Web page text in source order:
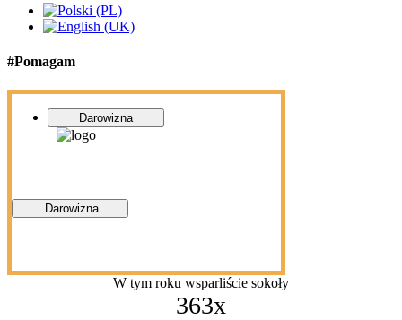
#Pomagam
Darowizna
Darowizna
W tym roku wsparliście sokoły
363x